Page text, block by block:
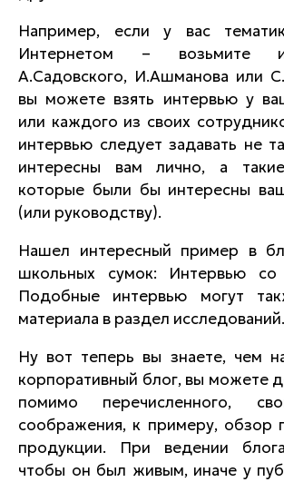
Например, если у вас
Интернетом – возьмите
А.Садовского, И.Ашманова или
вы можете взять интервью у
или каждого из своих
интервью следует задавать не
интересны вам лично, а
которые были бы интересны
(или руководству).
Нашел интересный пример в
школьных сумок: Интервью со
Подобные интервью могут
материала в раздел исследований.
Ну вот теперь вы знаете, чем
корпоративный блог, вы можете
помимо перечисленного,
соображения, к примеру, обзор
продукции. При ведении
чтобы он был живым, иначе у